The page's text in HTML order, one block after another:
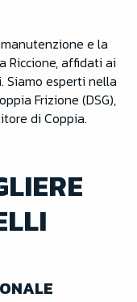
e la
Riccione, affidati ai
Siamo esperti nella
Frizione (DSG),
di Coppia.